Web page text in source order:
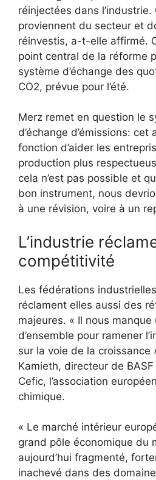
réinjectées dans l’industrie.
proviennent du secteur et
réinvestis, a-t-elle affirmé.
point central de la réforme
système d’échange des
CO2, prévue pour l’été.
Merz remet en question le
d’échange d’émissions:
fonction d’aider les
production plus
cela n’est pas possible et
bon instrument, nous
à une révision, voire à un
L’industrie
compétitivité
Les fédérations
réclament elles aussi des
majeures. « Il nous manque
d’ensemble pour ramener
sur la voie de la croissance
Kamieth, directeur de
Cefic, l’association
chimique.
« Le marché intérieur
grand pôle économique du
aujourd’hui fragmenté,
inachevé dans des